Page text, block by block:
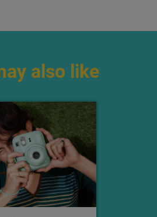
also like